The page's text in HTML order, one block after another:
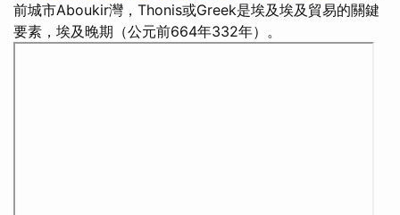
前城市Aboukir灣，Thonis或Greek是埃及埃及貿易的關鍵
要素，埃及晚期（公元前664年332年）。